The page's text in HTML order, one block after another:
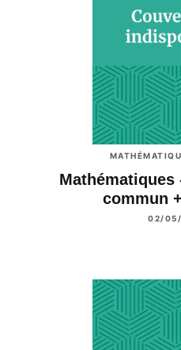
Mathématiques
commun
02/